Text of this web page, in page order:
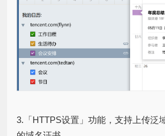
3.「HTTPS设置」功能，支持上传泛